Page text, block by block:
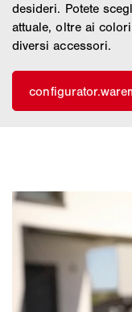
desideri. Potete
attuale, oltre ai
diversi accessori.